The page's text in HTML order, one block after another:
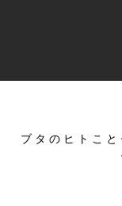
ブタのヒトこ